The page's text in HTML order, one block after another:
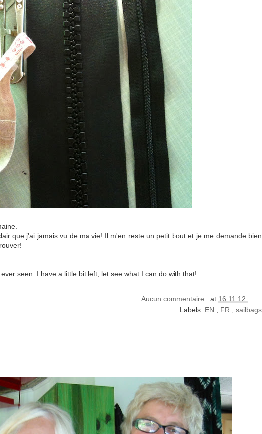
que j'ai jamais vu de ma vie! Il m'en reste un petit bout et je me demande bien
seen. I have a little bit left, let see what I can do with that!
Aucun commentaire : at 16.11.12
Labels: EN FR sailbags